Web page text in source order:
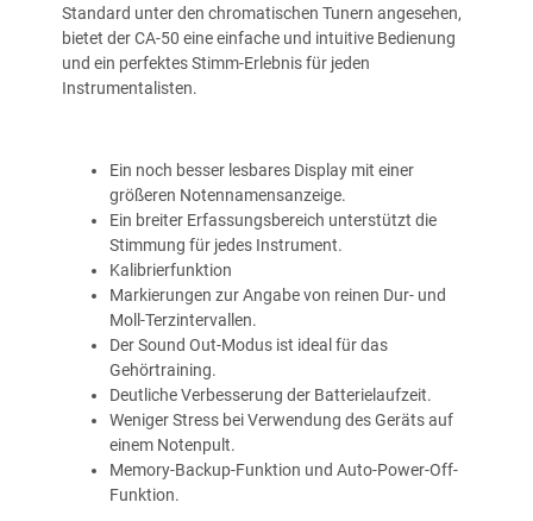
Standard unter den chromatischen Tunern angesehen,
bietet der CA-50 eine einfache und intuitive Bedienung
und ein perfektes Stimm-Erlebnis für jeden
Instrumentalisten.
Ein noch besser lesbares Display mit einer
größeren Notennamensanzeige.
Ein breiter Erfassungsbereich unterstützt die
Stimmung für jedes Instrument.
Kalibrierfunktion
Markierungen zur Angabe von reinen Dur- und
Moll-Terzintervallen.
Der Sound Out-Modus ist ideal für das
Gehörtraining.
Deutliche Verbesserung der Batterielaufzeit.
Weniger Stress bei Verwendung des Geräts auf
einem Notenpult.
Memory-Backup-Funktion und Auto-Power-Off-
Funktion.